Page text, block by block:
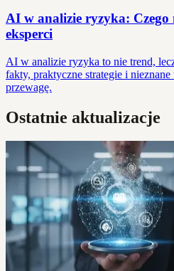
AI w analizie ryzyka: Czego
eksperci
AI w analizie ryzyka to nie trend,
fakty, praktyczne strategie i
przewagę.
Ostatnie aktualizacje